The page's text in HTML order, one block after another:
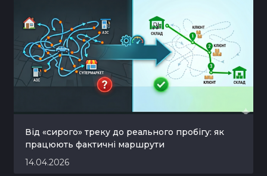
Від «сирого» треку до реального пробігу: як
працюють фактичні маршрути
14.04.2026